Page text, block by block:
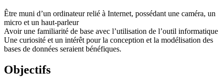
Être muni d’un ordinateur relié à Internet, possédant une caméra, un
micro et un haut-parleur
Avoir une familiarité de base avec l’utilisation de l’outil informatique
Une curiosité et un intérêt pour la conception et la modélisation des
bases de données seraient bénéfiques.
Objectifs